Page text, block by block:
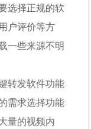
选择正规的软
户评价等方
一些来源不明
转发软件功能
需求选择功能
量的视频内